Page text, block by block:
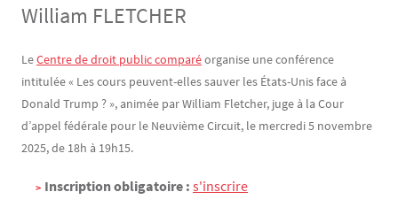
William FLETCHER
Contenu
Texte
LeCentre de droit public comparéorganise une conférence
intitulée « Les cours peuvent-elles sauver les États-Unis face à
Donald Trump ? », animée par William Fletcher, juge à la Cour
d’appel fédérale pour le Neuvième Circuit, le mercredi 5 novembre
2025, de 18h à 19h15.
Inscription obligatoire : s'inscrire